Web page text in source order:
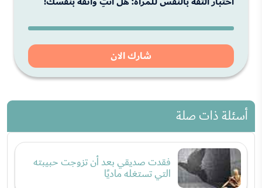
شارك الان
أسئلة ذات صلة
فقدت صديقي بعد أن تزوجت حبيبته
التي تستغله ماديًا